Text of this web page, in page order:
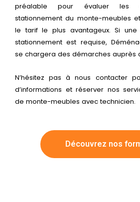
préalable pour évaluer les
stationnement du monte-meubles
le tarif le plus avantageux. Si une
stationnement est requise,
se chargera des démarches auprès
N’hésitez pas à nous contacter
d’informations et réserver nos
de monte-meubles avec technicien.
Découvrez nos